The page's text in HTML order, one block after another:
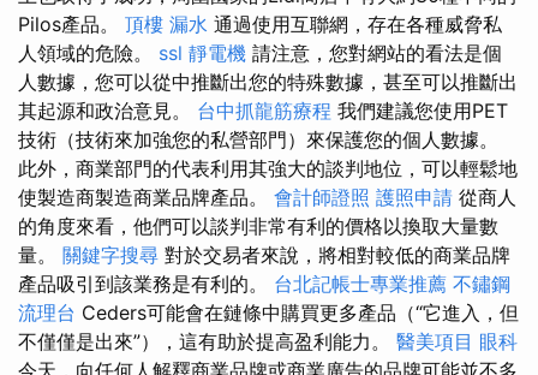
Pilos產品。 頂樓 漏水 通過使用互聯網，存在各種威脅私
人領域的危險。 ssl 靜電機 請注意，您對網站的看法是個
人數據，您可以從中推斷出您的特殊數據，甚至可以推斷出
其起源和政治意見。 台中抓龍筋療程 我們建議您使用PET
技術（技術來加強您的私營部門）來保護您的個人數據。
此外，商業部門的代表利用其強大的談判地位，可以輕鬆地
使製造商製造商業品牌產品。 會計師證照 護照申請 從商人
的角度來看，他們可以談判非常有利的價格以換取大量數
量。 關鍵字搜尋 對於交易者來說，將相對較低的商業品牌
產品吸引到該業務是有利的。 台北記帳士專業推薦 不鏽鋼
流理台 Ceders可能會在鏈條中購買更多產品（“它進入，但
不僅僅是出來”），這有助於提高盈利能力。 醫美項目 眼科
今天，向任何人解釋商業品牌或商業廣告的品牌可能並不多